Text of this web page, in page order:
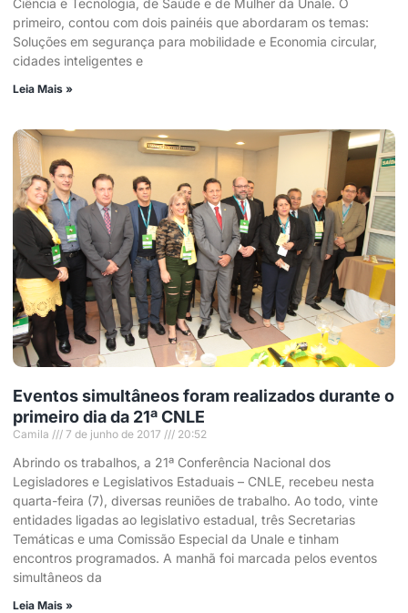
Ciência e Tecnologia, de Saúde e de Mulher da Unale. O
primeiro, contou com dois painéis que abordaram os temas:
Soluções em segurança para mobilidade e Economia circular,
cidades inteligentes e
Leia Mais »
Eventos simultâneos foram realizados durante o
primeiro dia da 21ª CNLE
Camila 7 de junho de 2017 20:52
Abrindo os trabalhos, a 21ª Conferência Nacional dos
Legisladores e Legislativos Estaduais – CNLE, recebeu nesta
quarta-feira (7), diversas reuniões de trabalho. Ao todo, vinte
entidades ligadas ao legislativo estadual, três Secretarias
Temáticas e uma Comissão Especial da Unale e tinham
encontros programados. A manhã foi marcada pelos eventos
simultâneos da
Leia Mais »